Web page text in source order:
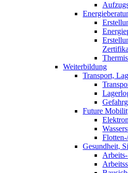
Weiterbildung
Transport,
Future
Gesundheit,